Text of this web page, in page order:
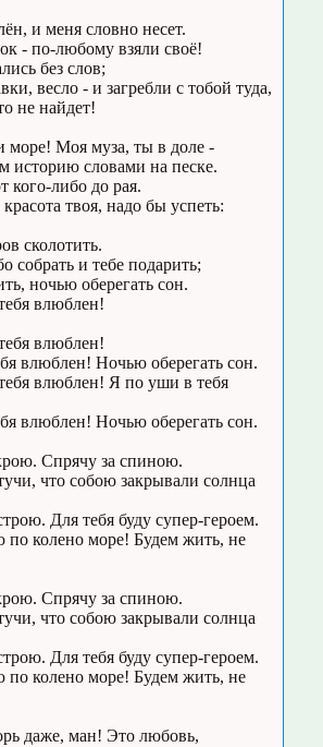
и меня словно несет.
- по-любому взяли своё!
без слов;
весло - и загребли с тобой туда,
не найдет!
море! Моя муза, ты в доле -
словами на песке.
кого-либо до рая.
твоя, надо бы успеть:
сколотить.
собрать и тебе подарить;
ночью оберегать сон.
влюблен!
влюблен!
влюблен! Ночью оберегать сон.
влюблен! Я по уши в тебя
влюблен! Ночью оберегать сон.
Спрячу за спиною.
что собою закрывали солнца
Для тебя буду супер-героем.
колено море! Будем жить, не
Спрячу за спиною.
что собою закрывали солнца
Для тебя буду супер-героем.
колено море! Будем жить, не
даже, ман! Это любовь,